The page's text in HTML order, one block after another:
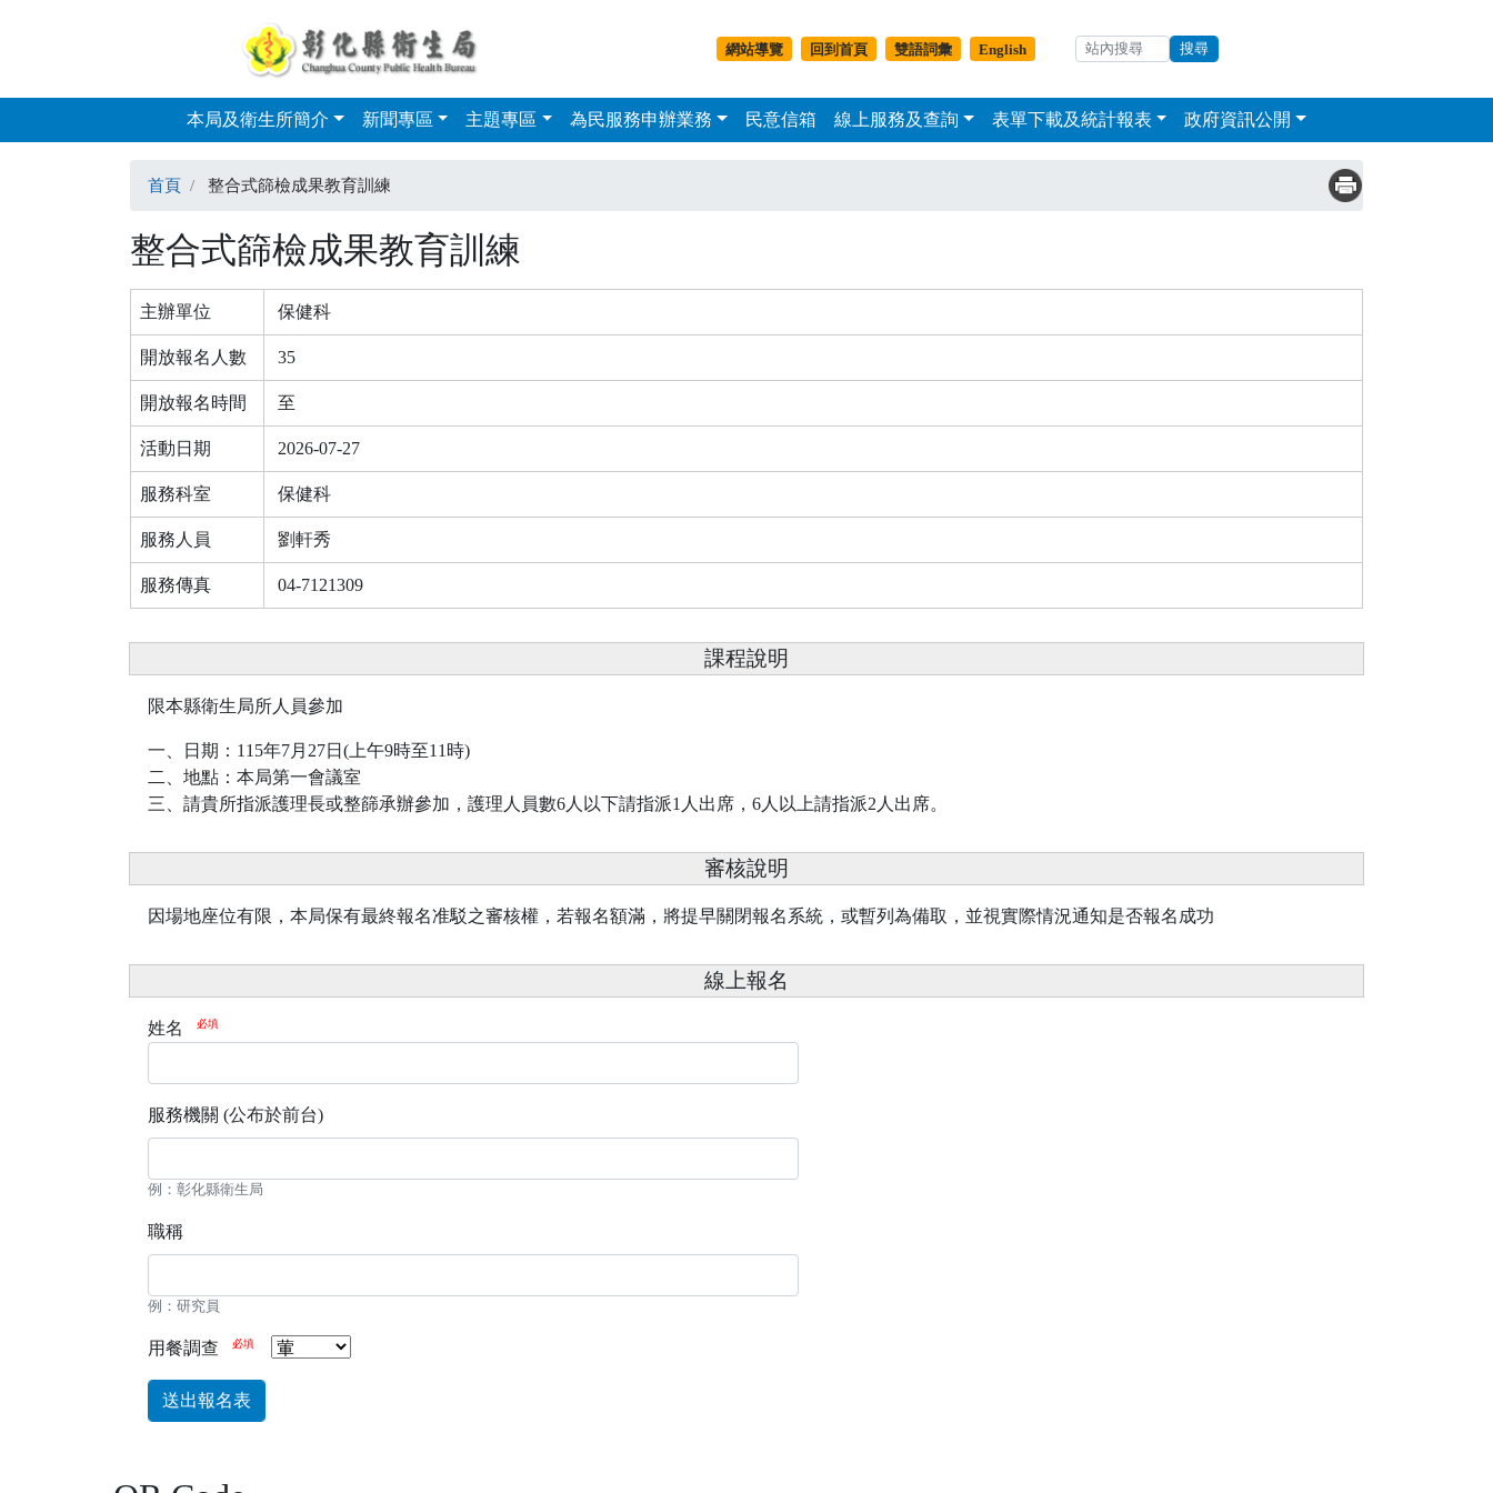
副選單-平板以上
網站導覽 回到首頁 雙語詞彙 English 站內搜尋
輸入關鍵字
主選單
本局及衛生所簡介 新聞專區 主題專區 為民服務申辦業務 民意信箱 線上服務及查詢 表單下載及統計報表 政府資訊公開
首頁 整合式篩檢成果教育訓練
整合式篩檢成果教育訓練
主辦單位 保健科
開放報名人數 35
開放報名時間 至
活動日期 2026-07-27
服務科室 保健科
服務人員 劉軒秀
服務傳真 04-7121309
課程說明
限本縣衛生局所人員參加
一、日期：115年7月27日(上午9時至11時)
二、地點：本局第一會議室
三、請貴所指派護理長或整篩承辦參加，護理人員數6人以下請指派1人出席，6人以上請指派2人出席。
審核說明
因場地座位有限，本局保有最終報名准駁之審核權，若報名額滿，將提早關閉報名系統，或暫列為備取，並視實際情況通知是否報名成功
線上報名
姓名
服務機關 (公布於前台)
例：彰化縣衛生局
職稱
例：研究員
用餐調查